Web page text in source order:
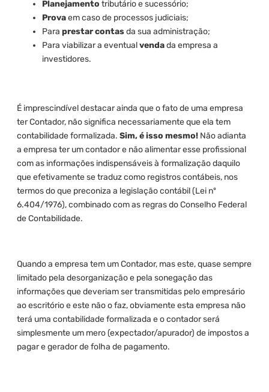
Planejamento tributário e sucessório;
Provaem caso de processos judiciais;
Para prestar contasda sua administração;
Para viabilizar a eventualvendada empresa a
investidores.
É imprescindível destacar ainda que o fato de uma empresa
ter Contador, não significa necessariamente que ela tem
contabilidade formalizada. Sim, é isso mesmo! Não adianta
a empresa ter um contador e não alimentar esse profissional
com as informações indispensáveis à formalização daquilo
que efetivamente se traduz como registros contábeis, nos
termos do que preconiza a legislação contábil (Lei nº
6.404/1976), combinado com as regras do Conselho Federal
de Contabilidade.
Quando a empresa tem um Contador, mas este, quase sempre
limitado pela desorganização e pela sonegação das
informações que deveriam ser transmitidas pelo empresário
ao escritório e este não o faz, obviamente esta empresa não
terá uma contabilidade formalizada e o contador será
simplesmente um mero (expectador/apurador) de impostos a
pagar e gerador de folha de pagamento.